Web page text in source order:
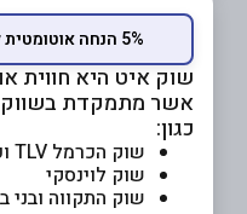
5% הנחה אוטומטית למשלמים בכרטיס המועדון
שוק איט היא חווית
אשר מתמקדת
כגון:
שוק הכרמל TLV וכרם התימנים
שוק לוינסקי
שוק התקווה ובני